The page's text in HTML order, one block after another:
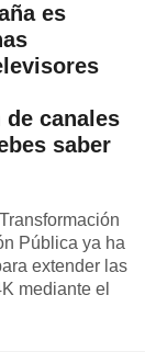
es
canales
saber
Pública ya ha
extender las
mediante el